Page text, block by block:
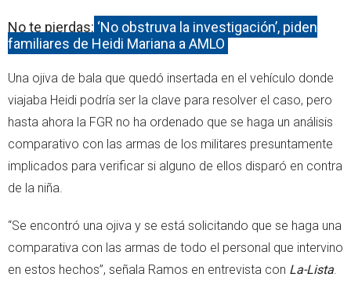
No te pierdas: ‘No obstruya la investigación’, piden
familiares de Heidi Mariana a AMLO
Una ojiva de bala que quedó insertada en el vehículo donde
viajaba Heidi podría ser la clave para resolver el caso, pero
hasta ahora la FGR no ha ordenado que se haga un análisis
comparativo con las armas de los militares presuntamente
implicados para verificar si alguno de ellos disparó en contra
de la niña.
“Se encontró una ojiva y se está solicitando que se haga una
comparativa con las armas de todo el personal que intervino
en estos hechos”, señala Ramos en entrevista con La-Lista